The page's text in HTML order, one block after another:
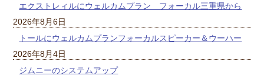
エクストレィルにウェルカムプラン フォーカル三重県から
2026年8月6日
トールにウェルカムプランフォーカルスピーカー＆ウーハー
2026年8月4日
ジムニーのシステムアップ